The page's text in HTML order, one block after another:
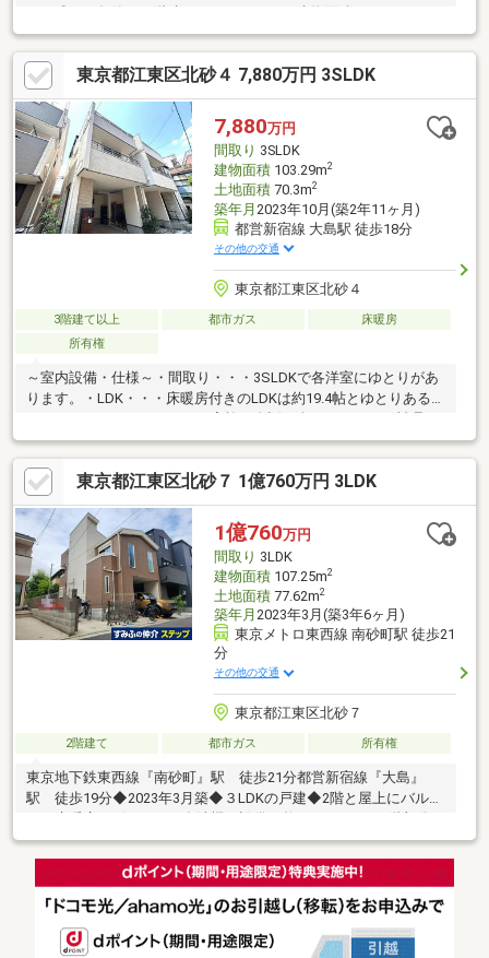
のゆとりある設計土地面積は６２.３４㎡を有し、快適な居住空間
と機能性を兼ね備えた一邸、子育て世帯から幅広い世代までおす
すめできる住まいです１階は独立感のある納戸６帖と水回りを集
中させ、２階は家族が集う１３帖のＬＤＫと洋室４.５帖、３階は
南側にバルコニーがあり日当りよく、洋室９帖と洋室６帖の二部
屋です周辺には公園が点在、『もりのなかま保育園』徒歩４分、
『砂町小学校』徒歩７分と小さなお子さまにやさしい環境です
東京都江東区北砂４ 7,880万円 3SLDK
7,880万円
間取り 3SLDK
建物面積103.29m2
土地面積70.3m2
築年月 2023年10月(築2年11ヶ月)
都営新宿線 大島駅 徒歩18分
その他の交通
東京都江東区北砂４
3階建て以上 都市ガス
床暖房
所有権
～室内設備・仕様～・間取り・・・3SLDKで各洋室にゆとりがあ
ります。・LDK・・・床暖房付きのLDKは約19.4帖とゆとりある広
さです。・キッチン・・・ご家族と会話を楽しみながらお料理が
できる対面式キッチンを採用・駐車スペース・・・1台駐車可能
（車種制限有）
東京都江東区北砂７ 1億760万円 3LDK
1億760万円
間取り 3LDK
建物面積107.25m2
土地面積77.62m2
築年月 2023年3月(築3年6ヶ月)
東京メトロ東西線 南砂町駅 徒歩21
分
その他の交通
東京都江東区北砂７
2階建て 都市ガス 所有権
東京地下鉄東西線『南砂町』駅 徒歩21分都営新宿線『大島』
駅 徒歩19分◆2023年3月築◆３LDKの戸建◆2階と屋上にバルコ
カースペースは屋根があるので雨の日も安心です。建物は丁寧に
使用されております。